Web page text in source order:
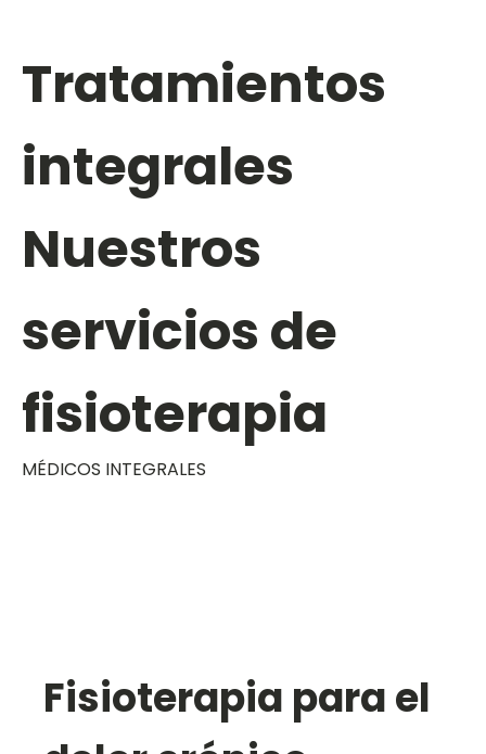
Tratamientos
integrales
Nuestros
servicios de
fisioterapia
MÉDICOS INTEGRALES
Fisioterapia para el